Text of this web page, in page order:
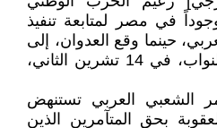
في مصر لمتابعة تنفيذ
حينما وقع العدوان، إلى
رئيسي مجلسي الأعيان والنواب، في 14 تشرين الثاني،
الشعبي العربي تستنهض
بحق المتآمرين الذين